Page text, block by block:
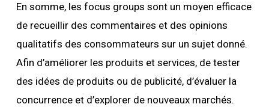
En somme, les focus groups sont un moyen efficace
de recueillir des commentaires et des opinions
qualitatifs des consommateurs sur un sujet donné.
Afin d’améliorer les produits et services, de tester
des idées de produits ou de publicité, d’évaluer la
concurrence et d’explorer de nouveaux marchés.